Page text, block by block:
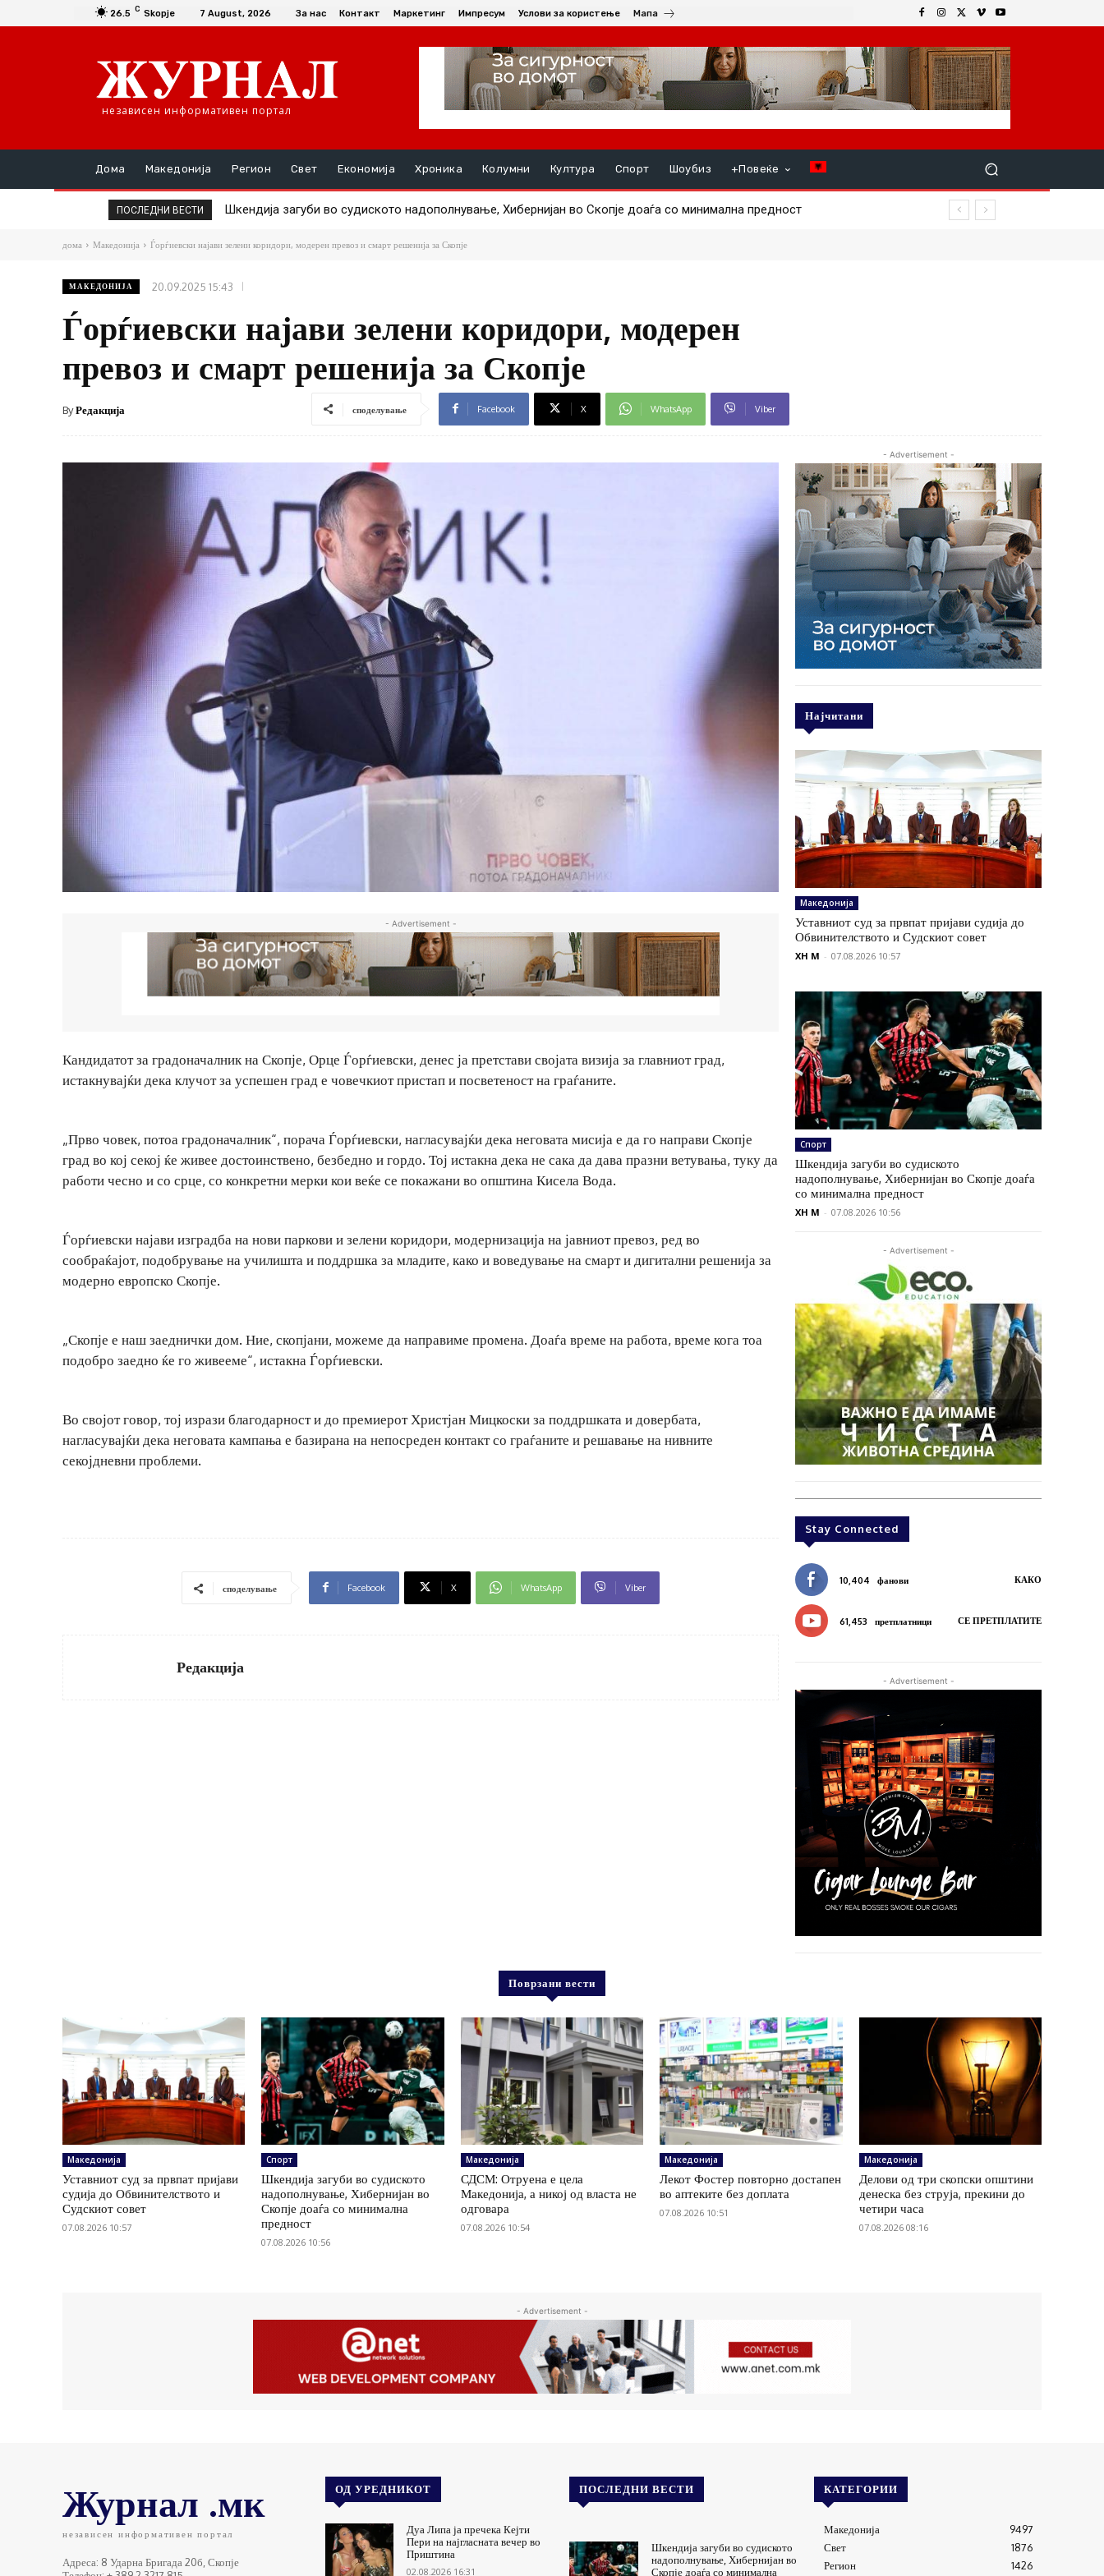
26.5 C Skopje 7 August, 2026 За нас Контакт Маркетинг Импресум Услови за користење Мапа
независен информативен портал
Дома Македонија Регион Свет Економија Хроника Колумни Култура Спорт Шоубиз +Повеќе
ПОСЛЕДНИ ВЕСТИ Шкендија загуби во судиското надополнување, Хибернијан во Скопје доаѓа со минимална предност
СДСМ: Отруена е цела Македонија, а никој од власта не одговара
дома Македонија Ѓорѓиевски најави зелени коридори, модерен превоз и смарт решенија за Скопје
МАКЕДОНИЈА 20.09.2025 15:43
Ѓорѓиевски најави зелени коридори, модерен
превоз и смарт решенија за Скопје
ByРедакција споделување Facebook X WhatsApp Viber
- Advertisement -
Кандидатот за градоначалник на Скопје, Орце Ѓорѓиевски, денес ја претстави својата визија за главниот град,
истакнувајќи дека клучот за успешен град е човечкиот пристап и посветеност на граѓаните.
„Прво човек, потоа градоначалник“, порача Ѓорѓиевски, нагласувајќи дека неговата мисија е да го направи Скопје
град во кој секој ќе живее достоинствено, безбедно и гордо. Тој истакна дека не сака да дава празни ветувања, туку да
работи чесно и со срце, со конкретни мерки кои веќе се покажани во општина Кисела Вода.
Ѓорѓиевски најави изградба на нови паркови и зелени коридори, модернизација на јавниот превоз, ред во
сообраќајот, подобрување на училишта и поддршка за младите, како и воведување на смарт и дигитални решенија за
модерно европско Скопје.
„Скопје е наш заеднички дом. Ние, скопјани, можеме да направиме промена. Доаѓа време на работа, време кога тоа
подобро заедно ќе го живееме“, истакна Ѓорѓиевски.
Во својот говор, тој изрази благодарност и до премиерот Христјан Мицкоски за поддршката и довербата,
нагласувајќи дека неговата кампања е базирана на непосреден контакт со граѓаните и решавање на нивните
секојдневни проблеми.
споделување Facebook X WhatsApp Viber
Редакција
- Advertisement -
Најчитани
Македонија
Уставниот суд за првпат пријави судија до
Обвинителството и Судскиот совет
XH M - 07.08.2026 10:57
Спорт
Шкендија загуби во судиското
надополнување, Хибернијан во Скопје доаѓа
со минимална предност
XH M - 07.08.2026 10:56
- Advertisement -
Stay Connected
10,404 фанови КАКО
61,453 претплатници СЕ ПРЕТПЛАТИТЕ
- Advertisement -
Поврзани вести
Македонија
Уставниот суд за првпат пријави
судија до Обвинителството и
Судскиот совет
07.08.2026 10:57
Спорт
Шкендија загуби во судиското
надополнување, Хибернијан во
Скопје доаѓа со минимална
предност
07.08.2026 10:56
Македонија
СДСМ: Отруена е цела
Македонија, а никој од власта не
одговара
07.08.2026 10:54
Македонија
Лекот Фостер повторно достапен
во аптеките без доплата
07.08.2026 10:51
Македонија
Делови од три скопски општини
денеска без струја, прекини до
четири часа
07.08.2026 08:16
- Advertisement -
Журнал .мк
независен информативен портал
Адреса: 8 Ударна Бригада 20б, Скопје
ОД УРЕДНИКОТ
Дуа Липа ја пречека Кејти
Пери на најгласната вечер во
Приштина
02.08.2026 16:31
ПОСЛЕДНИ ВЕСТИ
Шкендија загуби во судиското
надополнување, Хибернијан во
Скопје доаѓа со минимална
КАТЕГОРИИ
Македонија
9497
Свет
1876
Регион
1426